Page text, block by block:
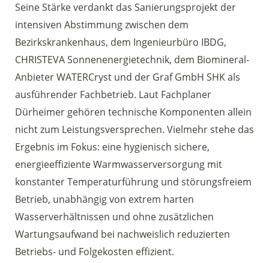
Seine Stärke verdankt das Sanierungsprojekt der
intensiven Abstimmung zwischen dem
Bezirkskrankenhaus, dem Ingenieurbüro IBDG,
CHRISTEVA Sonnenenergietechnik, dem Biomineral-
Anbieter WATERCryst und der Graf GmbH SHK als
ausführender Fachbetrieb. Laut Fachplaner
Dürheimer gehören technische Komponenten allein
nicht zum Leistungsversprechen. Vielmehr stehe das
Ergebnis im Fokus: eine hygienisch sichere,
energieeffiziente Warmwasserversorgung mit
konstanter Temperaturführung und störungsfreiem
Betrieb, unabhängig von extrem harten
Wasserverhältnissen und ohne zusätzlichen
Wartungsaufwand bei nachweislich reduzierten
Betriebs- und Folgekosten effizient.